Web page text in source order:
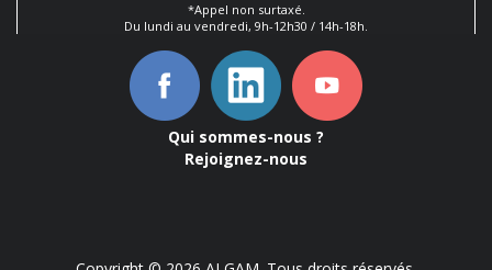
*Appel non surtaxé.
Du lundi au vendredi, 9h-12h30 / 14h-18h.
Qui sommes-nous ?
Rejoignez-nous